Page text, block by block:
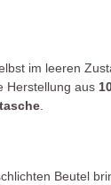
im leeren
Herstellung aus
Beutel